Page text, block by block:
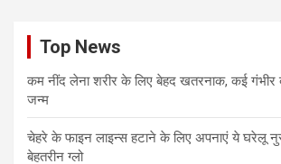
Top News
कम नींद लेना शरीर के लिए बेहद खतरनाक, कई गंभीर
जन्म
चेहरे के फाइन लाइन्स हटाने के लिए अपनाएं ये घरेलू
बेहतरीन ग्लो